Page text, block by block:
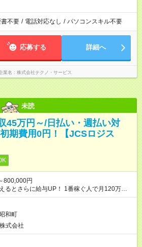
書不要 / 電話対応なし / パソコンスキル不要
応募する 詳細へ
業名 株式会社テクノ・サービス
未読
45万円～/日払い・週払い対
期費用0円！【JCSロジス
800,000円
るとさらに給与UP！ 1番稼ぐ人で月120万ほ
デルイメージ＞ ■月収50万
区在住)※元建築関係 1日150個配達×25日勤務
和町
式会社